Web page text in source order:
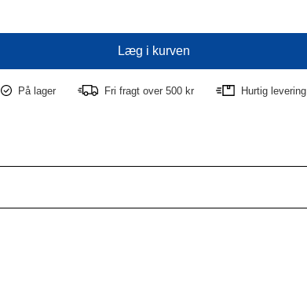
På lager Fri fragt over 500 kr Hurtig levering